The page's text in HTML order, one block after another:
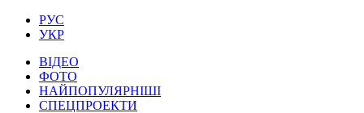
РУС
УКР
ВІДЕО
ФОТО
НАЙПОПУЛЯРНІШІ
СПЕЦПРОЕКТИ